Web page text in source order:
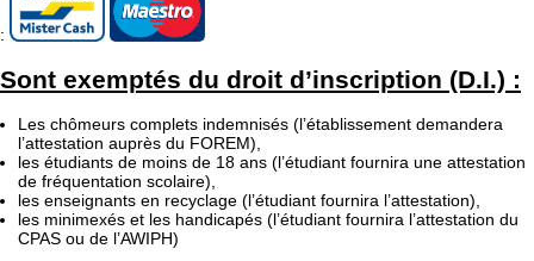
:
Sont exemptés du droit d’inscription (D.I.) :
Les chômeurs complets indemnisés (l’établissement demandera
l’attestation auprès du FOREM),
les étudiants de moins de 18 ans (l’étudiant fournira une attestation
de fréquentation scolaire),
les enseignants en recyclage (l’étudiant fournira l’attestation),
les minimexés et les handicapés (l’étudiant fournira l’attestation du
CPAS ou de l’AWIPH)